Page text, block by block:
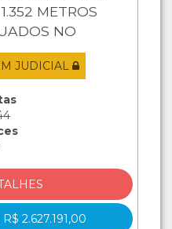
METROS
NO
MS
JUDICIAL
2.627.191,00